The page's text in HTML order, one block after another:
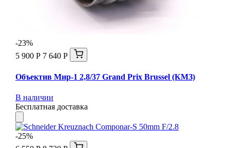
-23%
5 900 Р 7 640 Р
Объектив Мир-1 2,8/37 Grand Prix Brussel (КМЗ)
В наличии
Бесплатная доставка
-25%